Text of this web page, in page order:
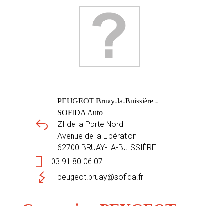
PEUGEOT Bruay-la-Buissière -
SOFIDA Auto
ZI de la Porte Nord
Avenue de la Libération
62700 BRUAY-LA-BUISSIÈRE
03 91 80 06 07
peugeot.bruay@sofida.fr